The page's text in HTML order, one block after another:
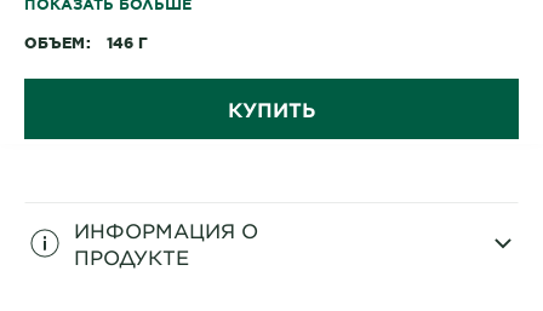
ОБЪЕМ 146 Г
КУПИТЬ
ИНФОРМАЦИЯ О
ПРОДУКТЕ